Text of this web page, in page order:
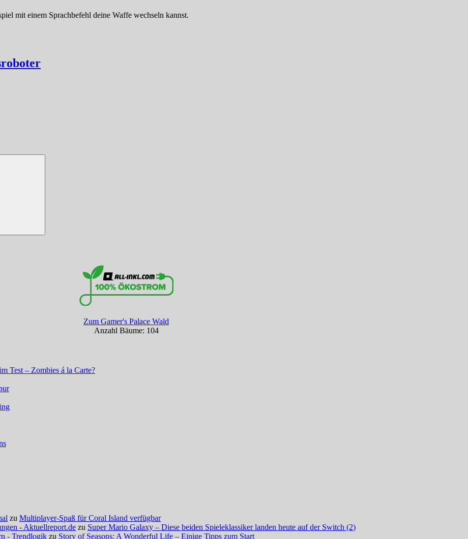
mit einem Sprachbefehl deine Waffe wechseln kannst.
Zum Gamer's Palace Wald
Anzahl Bäume: 104
Test – Zombies á la Carte?
zu Multiplayer-Spaß für Coral Island verfügbar
- Aktuellreport.de zu Super Mario Galaxy – Diese beiden Spieleklassiker landen heute auf der Switch (2)
- Trendlogik zu Story of Seasons: A Wonderful Life – Einige Tipps zum Start